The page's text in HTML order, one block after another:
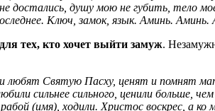
достались, душу мою не губить, тело
Ключ, замок, язык. Аминь. Аминь.
тех, кто хочет выйти замуж.
сильнее сильного, ценили больше,
(имя), ходили. Христос воскрес, а